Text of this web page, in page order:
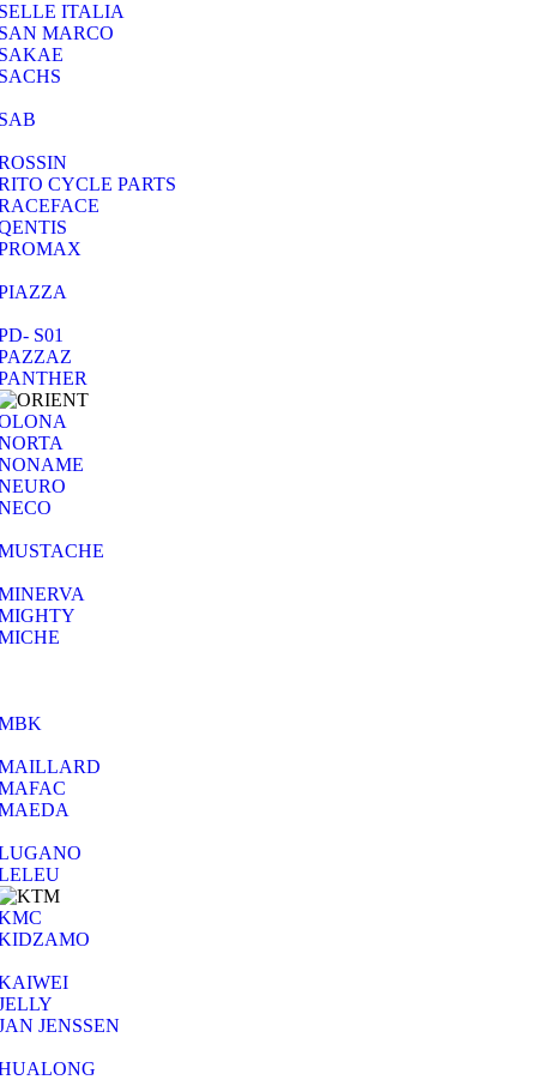
ITALIA
MARCO
CYCLE PARTS
S01
JENSSEN